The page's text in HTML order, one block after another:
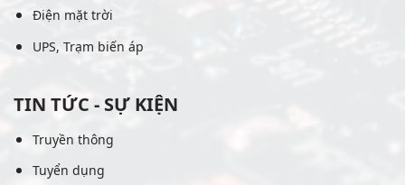
Điện mặt trời
UPS, Trạm biến áp
TIN TỨC - SỰ KIỆN
Truyền thông
Tuyển dụng